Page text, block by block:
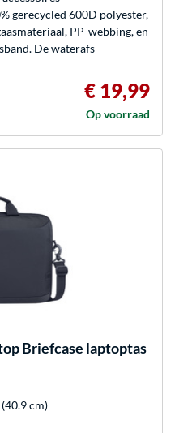
gerecycled 600D polyester,
PP-webbing, en
De waterafs
€ 19,99
Op voorraad
Briefcase laptoptas
cm)